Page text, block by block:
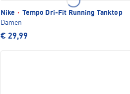
Nike · Tempo Dri-Fit Running Tanktop
Damen
€ 29,99